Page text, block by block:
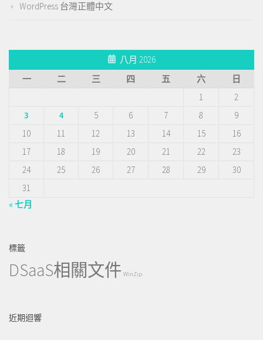
WordPress 台灣正體中文
八月 2026
一
二 三 四 五 六
日
1
2
3
4 5 6 7 8
9
10
11 12 13 14 15
16
17
18 19 20 21 22
23
24
25 26 27 28 29
30
31
« 七月
標籤
DSaaS相關文件 WinZip
近期迴響